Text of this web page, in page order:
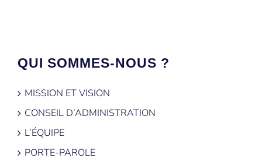
QUI SOMMES-NOUS ?
MISSION ET VISION
CONSEIL D’ADMINISTRATION
L’ÉQUIPE
PORTE-PAROLE